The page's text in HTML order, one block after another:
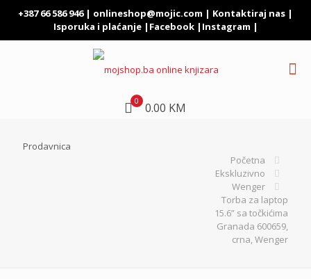
+387 66 586 946 | onlineshop@mojic.com | Kontaktiraj nas |
Isporuka i plaćanje| Facebook| Instagram |
0 0.00 KM
Prodavnica
Početna
Ekskluzivno
Wenger
Torba za laptop
15.6” sa točkićima
Granada 600659,
crna, Wenger